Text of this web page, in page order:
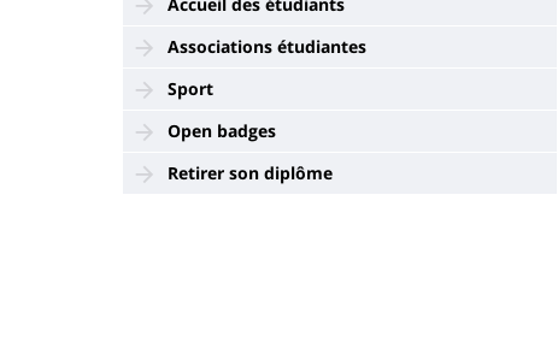
Associations étudiantes
Sport
Open badges
Retirer son diplôme